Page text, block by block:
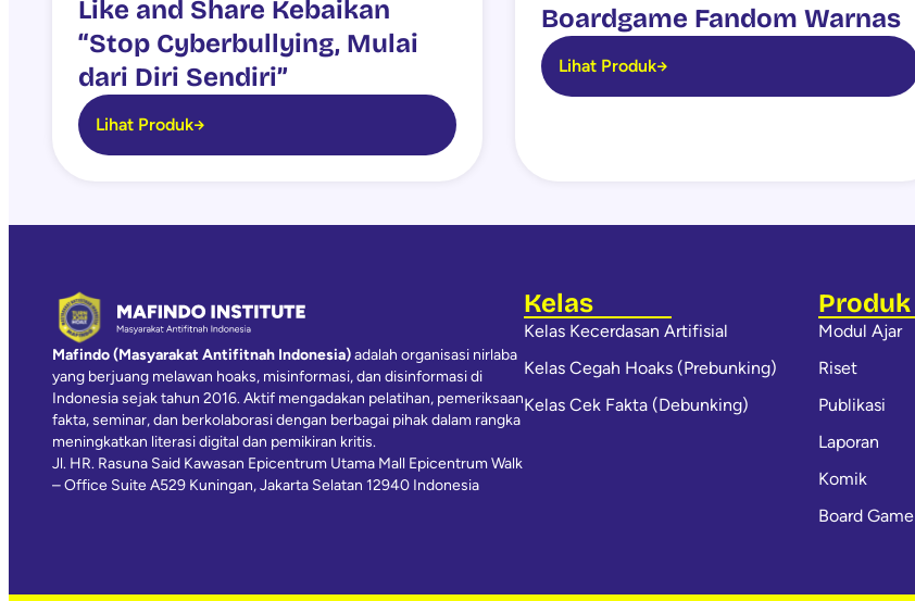
Like and Share Kebaikan
“Stop Cyberbullying, Mulai
dari Diri Sendiri”
Lihat Produk
Boardgame Fandom Warnas
Lihat Produk
Mafindo (Masyarakat Antifitnah Indonesia)adalah organisasi nirlaba
yang berjuang melawan hoaks, misinformasi, dan disinformasi di
Indonesia sejak tahun 2016. Aktif mengadakan pelatihan, pemeriksaan
fakta, seminar, dan berkolaborasi dengan berbagai pihak dalam rangka
meningkatkan literasi digital dan pemikiran kritis.
Jl. HR. Rasuna Said Kawasan Epicentrum Utama Mall Epicentrum Walk
– Office Suite A529 Kuningan, Jakarta Selatan 12940 Indonesia
Kelas
Kelas Kecerdasan Artifisial
Kelas Cegah Hoaks (Prebunking)
Kelas Cek Fakta (Debunking)
Produk
Modul Ajar
Riset
Publikasi
Laporan
Komik
Board Game